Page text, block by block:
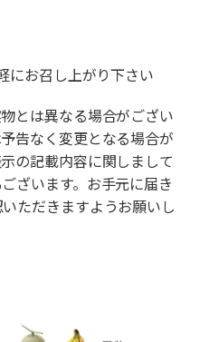
にお召し上がり下さい
とは異なる場合がござい
告なく変更となる場合が
の記載内容に関しまして
ざいます。お手元に届き
ただきますようお願いし